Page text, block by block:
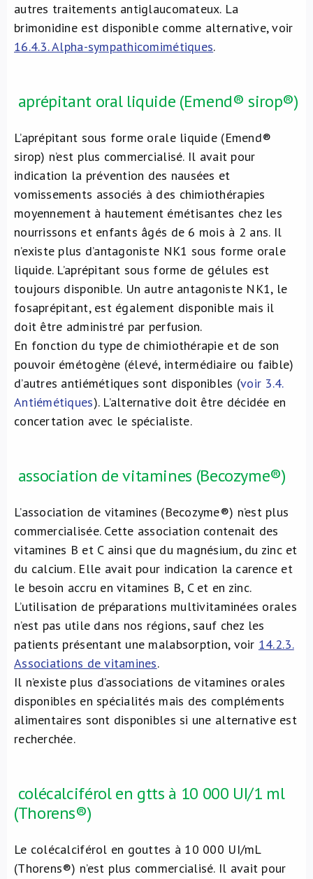
autres traitements antiglaucomateux. La
brimonidine est disponible comme alternative, voir
16.4.3. Alpha-sympathicomimétiques.
aprépitant oral liquide (Emend® sirop®)
L’aprépitant sous forme orale liquide (Emend®
sirop) n’est plus commercialisé. Il avait pour
indication la prévention des nausées et
vomissements associés à des chimiothérapies
moyennement à hautement émétisantes chez les
nourrissons et enfants âgés de 6 mois à 2 ans. Il
n’existe plus d’antagoniste NK1 sous forme orale
liquide. L’aprépitant sous forme de gélules est
toujours disponible. Un autre antagoniste NK1, le
fosaprépitant, est également disponible mais il
doit être administré par perfusion.
En fonction du type de chimiothérapie et de son
pouvoir émétogène (élevé, intermédiaire ou faible)
d’autres antiémétiques sont disponibles (voir 3.4.
Antiémétiques). L’alternative doit être décidée en
concertation avec le spécialiste.
association de vitamines (Becozyme®)
L’association de vitamines (Becozyme®) n’est plus
commercialisée. Cette association contenait des
vitamines B et C ainsi que du magnésium, du zinc et
du calcium. Elle avait pour indication la carence et
le besoin accru en vitamines B, C et en zinc.
L’utilisation de préparations multivitaminées orales
n’est pas utile dans nos régions, sauf chez les
patients présentant une malabsorption, voir 14.2.3.
Associations de vitamines.
Il n’existe plus d’associations de vitamines orales
disponibles en spécialités mais des compléments
alimentaires sont disponibles si une alternative est
recherchée.
colécalciférol en gtts à 10 000 UI/1 ml
(Thorens®)
Le colécalciférol en gouttes à 10 000 UI/mL
(Thorens®) n’est plus commercialisé. Il avait pour